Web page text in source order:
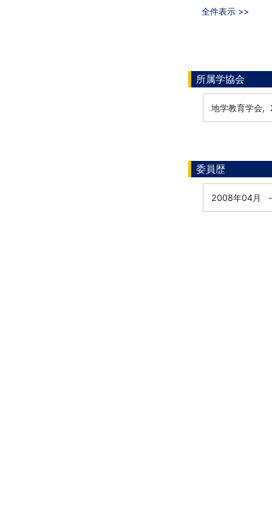
全件表示 >>
所属学協会
地学教育学会,
委員歴
2008年04月 -